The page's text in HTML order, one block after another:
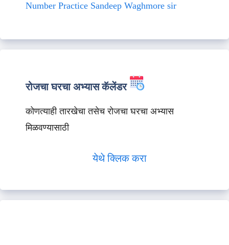
Number Practice Sandeep Waghmore sir
रोजचा घरचा अभ्यास कॅलेंडर
कोणत्याही तारखेचा तसेच रोजचा घरचा अभ्यास
मिळवण्यासाठी
येथे क्लिक करा